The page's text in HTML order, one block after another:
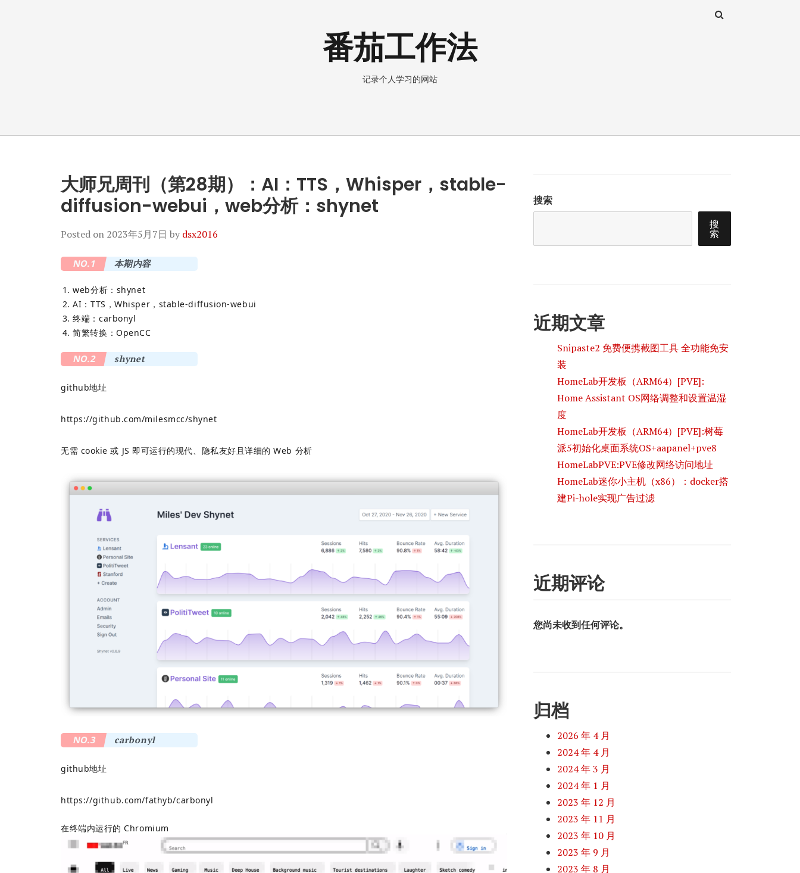
番茄工作法
记录个人学习的网站
大师兄周刊（第28期）：AI：TTS，Whisper，stable-
diffusion-webui，web分析：shynet
Posted on 2023年5月7日 by dsx2016
NO.1 本期内容
web分析： shynet
AI：TTS ，Whisper，stable-diffusion-webui
终端：carbonyl
简繁转换：OpenCC
NO.2 shynet
github地址
https://github.com/milesmcc/shynet
无需 cookie 或 JS 即可运行的现代、隐私友好且详细的 Web 分析
NO.3 carbonyl
github地址
https://github.com/fathyb/carbonyl
在终端内运行的 Chromium
搜索
搜
索
近期文章
Snipaste2 免费便携截图工具 全功能免安
装
HomeLab开发板（ARM64）[PVE]:
Home Assistant OS网络调整和设置温湿
度
HomeLab开发板（ARM64）[PVE]:树莓
派5初始化桌面系统OS+aapanel+pve8
HomeLabPVE:PVE修改网络访问地址
HomeLab迷你小主机（x86）：docker搭
建Pi-hole实现广告过滤
近期评论
您尚未收到任何评论。
归档
2026 年 4 月
2024 年 4 月
2024 年 3 月
2024 年 1 月
2023 年 12 月
2023 年 11 月
2023 年 10 月
2023 年 9 月
2023 年 8 月